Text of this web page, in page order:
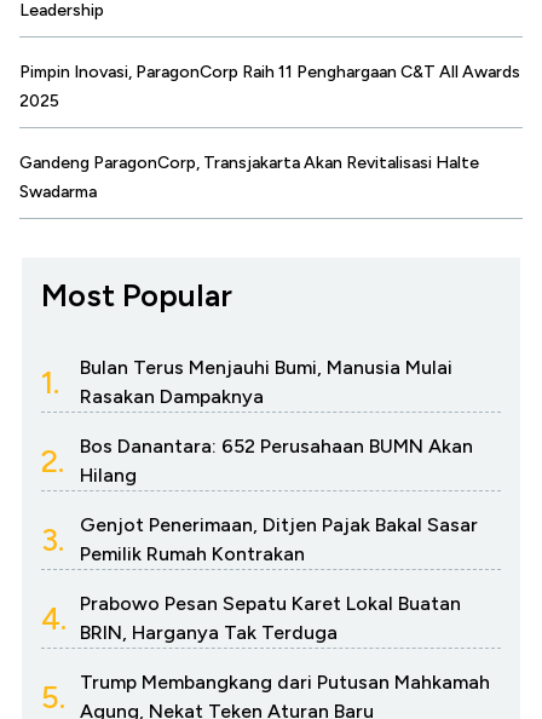
Leadership
Pimpin Inovasi, ParagonCorp Raih 11 Penghargaan C&T All Awards
2025
Gandeng ParagonCorp, Transjakarta Akan Revitalisasi Halte
Swadarma
Most Popular
1.
Bulan Terus Menjauhi Bumi, Manusia Mulai
Rasakan Dampaknya
2.
Bos Danantara: 652 Perusahaan BUMN Akan
Hilang
3.
Genjot Penerimaan, Ditjen Pajak Bakal Sasar
Pemilik Rumah Kontrakan
4.
Prabowo Pesan Sepatu Karet Lokal Buatan
BRIN, Harganya Tak Terduga
5.
Trump Membangkang dari Putusan Mahkamah
Agung, Nekat Teken Aturan Baru